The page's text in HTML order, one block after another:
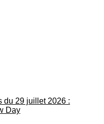
du 29 juillet 2026 :
Day